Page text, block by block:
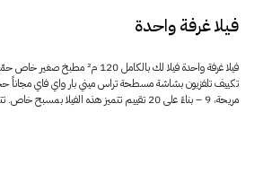
فيلا غرفة واحدة
فيلا غرفة واحدة فيلا لك
مريحة، 9 – بناءً على 20 تقييم تتميز هذه الفيلا بمسبح خاص. تتميز هذه...